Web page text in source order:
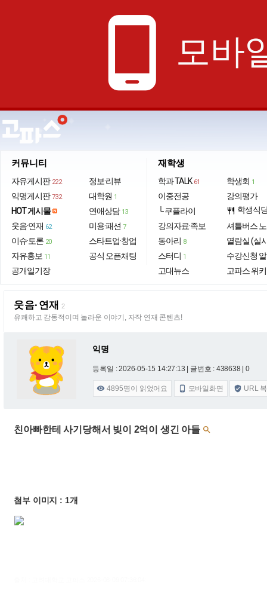
phone_android 모바
커뮤니티
자유게시판 222
익명게시판 732
HOT 게시물
웃음·연재 62
이슈·토론 20
자유홍보 11
공개일기장
정보·리뷰
대학원 1
연애상담 13
미용·패션 7
스타트업·창업
공식 오픈채팅
재학생
학과 TALK 61
이중전공
└ 쿠플라이
강의자료·족보
동아리 8
스터디 1
고대뉴스
학생회 1
강의평가
restaurant 학생식
셔틀버스
열람실 (실
수강신청
고파스 위키
웃음·연재 2
유쾌하고 감동적이며 놀라운 이야기, 자작 연재 콘텐츠!
익명
등록일 : 2026-05-15 14:27:13 | 글번호 : 438638 | 0
 4895명이 읽었어요  모바일화면  URL
친아빠한테 사기당해서 빚이 2억이 생긴 아들 
첨부 이미지 : 1개